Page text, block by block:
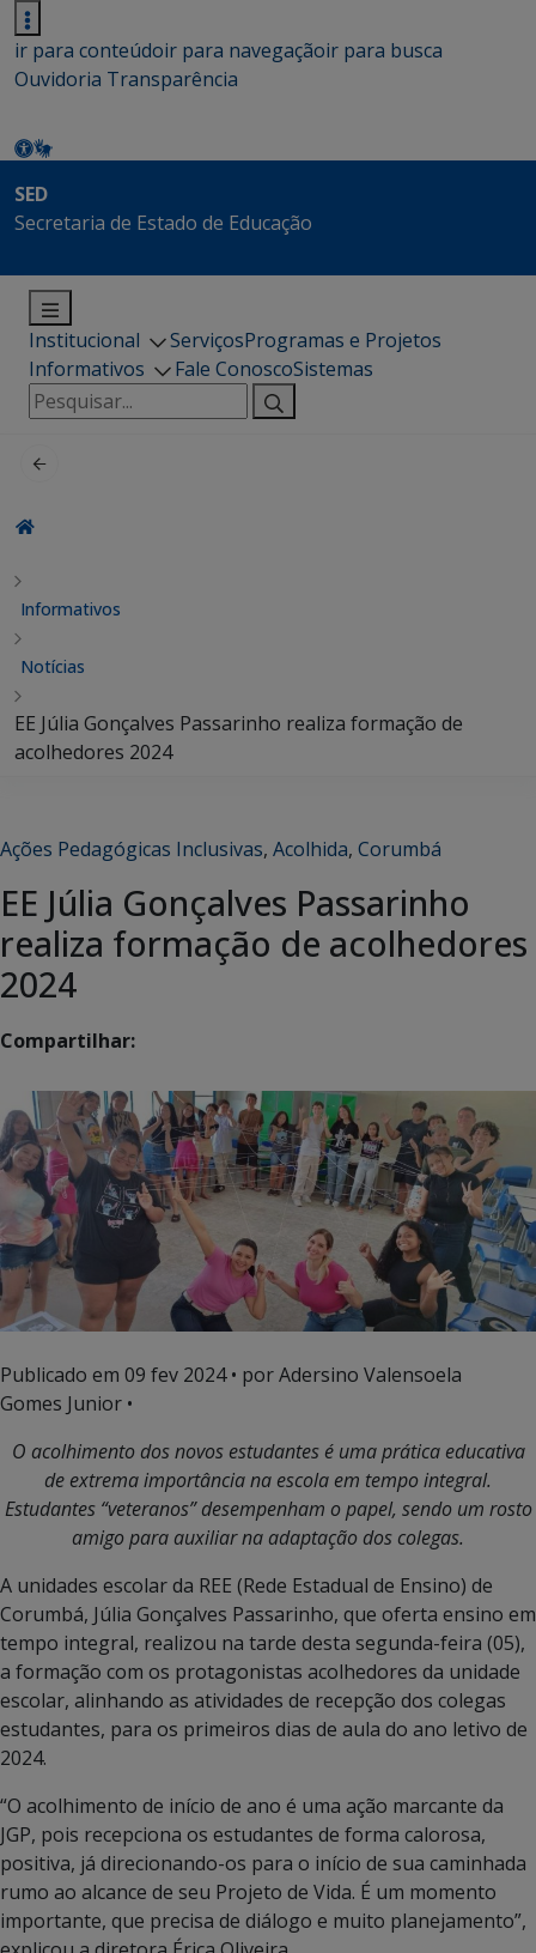
ir para conteúdoir para navegaçãoir para busca
Ouvidoria Transparência
SED
Secretaria de Estado de Educação
Institucional ServiçosProgramas e Projetos
Informativos
Fale ConoscoSistemas
Pesquisar
por:
Informativos
Notícias
EE Júlia Gonçalves Passarinho realiza formação de
acolhedores 2024
Ações Pedagógicas Inclusivas, Acolhida, Corumbá
EE Júlia Gonçalves Passarinho
realiza formação de acolhedores
2024
Compartilhar:
Publicado em 09 fev 2024• por Adersino Valensoela
Gomes Junior •
O acolhimento dos novos estudantes é uma prática educativa
de extrema importância na escola em tempo integral.
Estudantes “veteranos” desempenham o papel, sendo um rosto
amigo para auxiliar na adaptação dos colegas.
A unidades escolar da REE (Rede Estadual de Ensino) de
Corumbá, Júlia Gonçalves Passarinho, que oferta ensino em
tempo integral, realizou na tarde desta segunda-feira (05),
a formação com os protagonistas acolhedores da unidade
escolar, alinhando as atividades de recepção dos colegas
estudantes, para os primeiros dias de aula do ano letivo de
2024.
“O acolhimento de início de ano é uma ação marcante da
JGP, pois recepciona os estudantes de forma calorosa,
positiva, já direcionando-os para o início de sua caminhada
rumo ao alcance de seu Projeto de Vida. É um momento
importante, que precisa de diálogo e muito planejamento”,